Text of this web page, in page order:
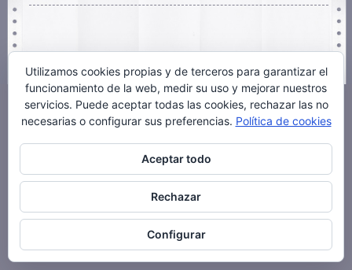
Utilizamos cookies propias y de terceros para garantizar el
funcionamiento de la web, medir su uso y mejorar nuestros
servicios. Puede aceptar todas las cookies, rechazar las no
necesarias o configurar sus preferencias. Política de cookies
Aceptar todo
Rechazar
Configurar